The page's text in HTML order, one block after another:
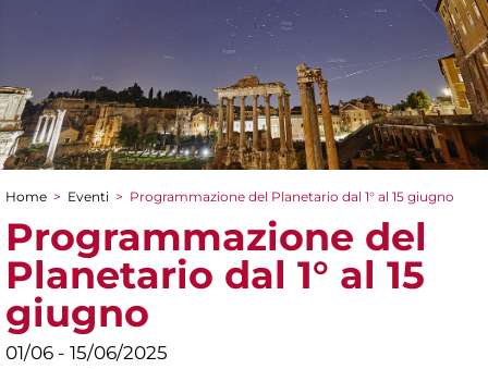
Tu sei qui
Home > Eventi > Programmazione del Planetario dal 1° al 15 giugno
Programmazione del
Planetario dal 1° al 15
giugno
01/06 - 15/06/2025